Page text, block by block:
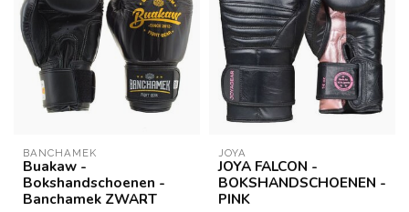
BANCHAMEK
Buakaw -
Bokshandschoenen -
Banchamek ZWART
JOYA
JOYA FALCON -
BOKSHANDSCHOENEN -
PINK